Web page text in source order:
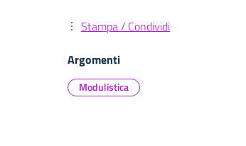
Stampa / Condividi
Argomenti
Modulistica